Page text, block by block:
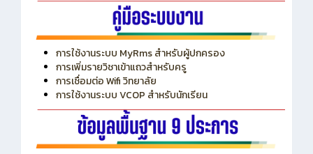
การใช้งานระบบ MyRms สำหรับผู้ปกครอง
การเพิ่มรายวิชาเข้าแถวสำหรับครู
การเชื่อมต่อ Wifi วิทยาลัย
การใช้งานระบบ VCOP สำหรับนักเรียน